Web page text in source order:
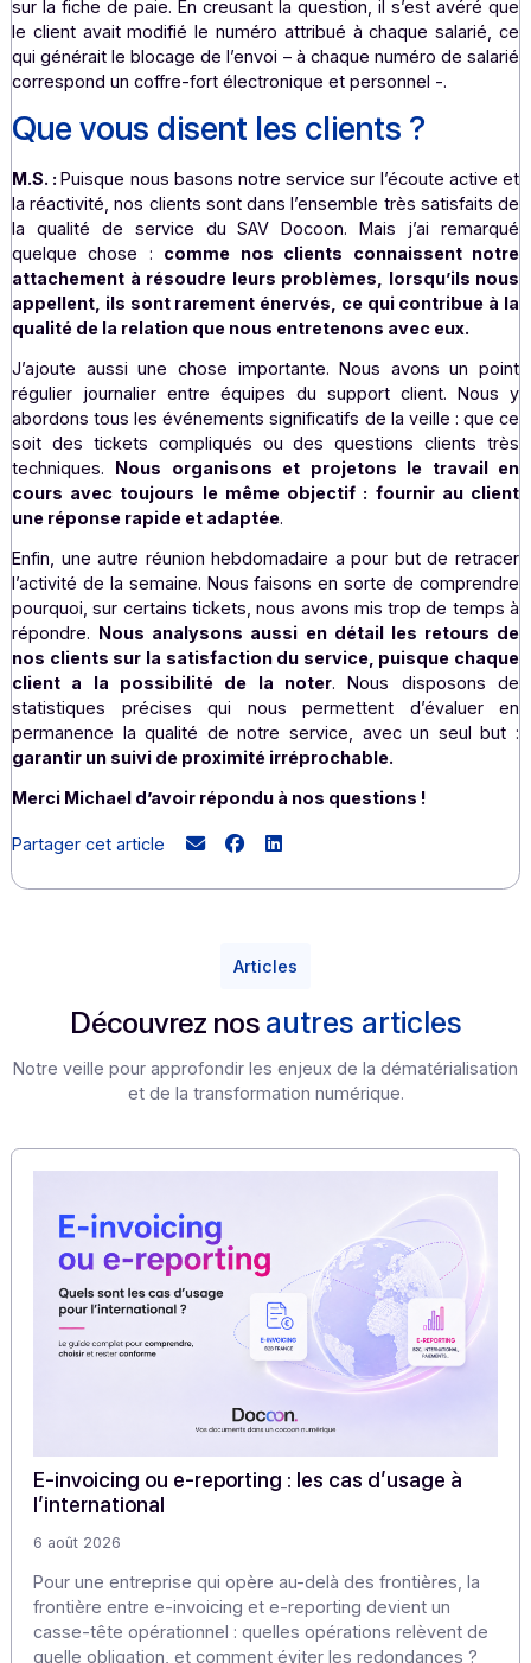
de produits, signalement de véhicule en panne) ou à fort
de communication (campagnes publicitaires).Pour
peu importe le client et le message, nous traitons
même façon chaque dysfonctionnement.
Côté dématérialisation, les enjeux sont aussi
stratégiques.
Nous dématérialisons des
sensibles, c’est-à-dire des factures, des
salaire…
Ce sont souvent des petits détails qui
l’erreur, nous sommes organisés et minutieux
repérer.J’ai récemment aidé un client qui avait
fiches de paie de ses salariés et rien ne s’envoyait. J’ai
les “calibrages” du message, des champs qui auraient
sur la fiche de paie. En creusant la question, il s’est
le client avait modifié le numéro attribué à chaque
qui générait le blocage de l’envoi – à chaque numéro de
correspond un coffre-fort électronique et personnel -.
Que vous disent les clients ?
M.S. :Puisque nous basons notre service sur l’écoute
la réactivité, nos clients sont dans l’ensemble très
la qualité de service du SAV Docoon. Mais j’ai
quelque chose :comme nos clients connaissent
attachement à résoudre leurs problèmes, lorsqu’ils
appellent, ils sont rarement énervés, ce qui
qualité de la relation que nous entretenons avec eux.
J’ajoute aussi une chose importante. Nous avons un
régulier journalier entre équipes du support client.
soit des tickets compliqués ou des questions
techniques.
Nous organisons et projetons le
Enfin, une autre réunion hebdomadaire a pour but de
pourquoi, sur certains tickets, nous avons mis trop de
répondre.
Nous analysons aussi en détail les
nos clients sur la satisfaction du service, puisque
permanence la qualité de notre service, avec un
Merci Michael d’avoir répondu à nos questions !
Partager cet article
Articles
Découvrez nosautres articles
Notre veille pour approfondir les enjeux de la